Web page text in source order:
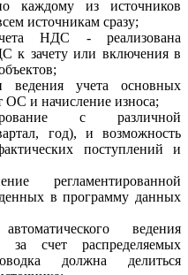
каждому из источников
источникам сразу;
НДС - реализована
к зачету или включения в
ведения учета основных
ОС и начисление износа;
с различной
год), и возможность
поступлений и
регламентированной
в программу данных
ведения
за счет распределяемых
должна делиться